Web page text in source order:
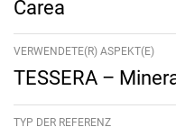
Carea
VERWENDETE(R) ASPEKT(E)
TESSERA –
TYP DER REFERENZ